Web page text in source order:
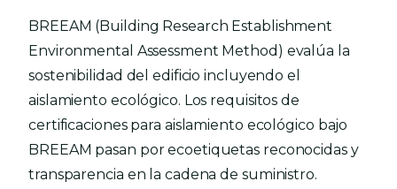
BREEAM (Building Research Establishment
Environmental Assessment Method) evalúa la
sostenibilidad del edificio incluyendo el
aislamiento ecológico. Los requisitos de
certificaciones para aislamiento ecológico bajo
BREEAM pasan por ecoetiquetas reconocidas y
transparencia en la cadena de suministro.